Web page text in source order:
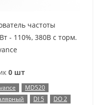
частоты
- 110%, 380В с торм.
0 шт
MD520
DI 5
DO 2